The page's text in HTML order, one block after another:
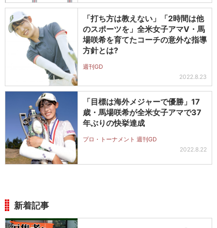
「打ち方は教えない」「2時間は他
のスポーツを」全米女子アマV・馬
場咲希を育てたコーチの意外な指導
方針とは?
週刊GD
2022.8.23
「目標は海外メジャーで優勝」17
歳・馬場咲希が全米女子アマで37
年ぶりの快挙達成
プロ・トーナメント 週刊GD
2022.8.22
新着記事